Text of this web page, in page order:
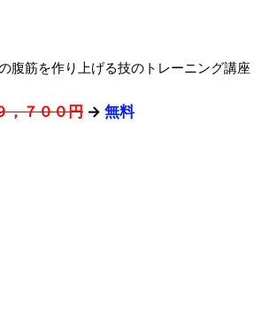
腹筋を作り上げる技のトレーニング講座
，７００円 → 無料